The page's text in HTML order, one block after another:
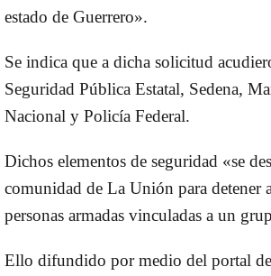
estado de Guerrero».
Se indica que a dicha solicitud
Seguridad Pública Estatal, Sedena,
Nacional y Policía Federal.
Dichos elementos de seguridad «se
comunidad de La Unión para detener
personas armadas vinculadas a un
Ello difundido por medio del portal de